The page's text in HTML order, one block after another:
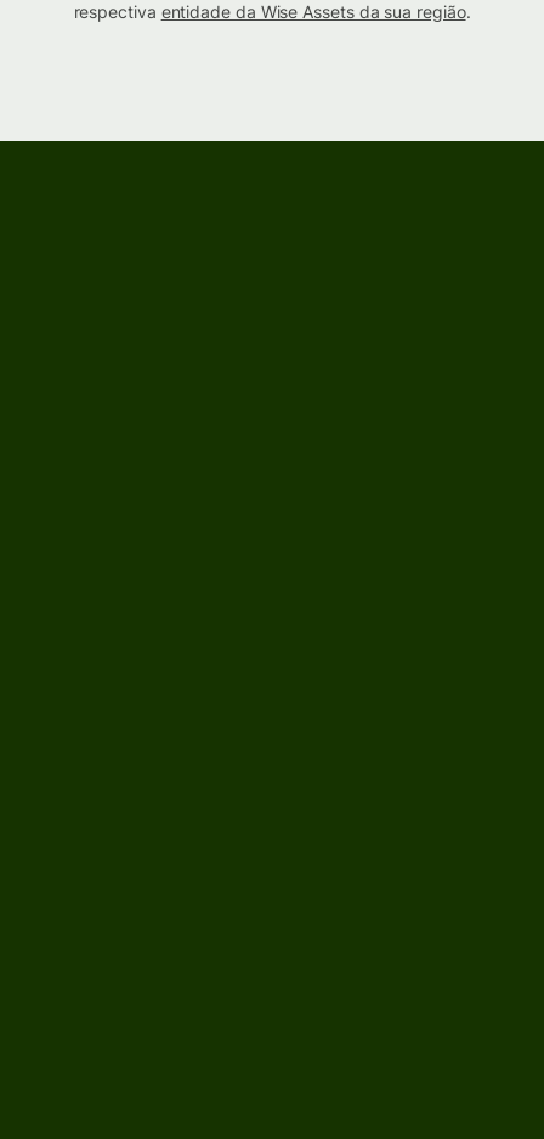
respectiva entidade da Wise Assets da sua região.